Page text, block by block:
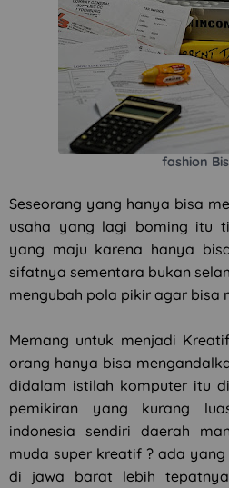
fashion
Seseorang yang hanya bisa
usaha yang lagi boming itu
yang maju karena hanya
sifatnya sementara bukan
mengubah pola pikir agar bisa
Memang untuk menjadi
orang hanya bisa
didalam istilah komputer itu
pemikiran yang kurang
indonesia sendiri daerah
muda super kreatif ? ada
di jawa barat lebih